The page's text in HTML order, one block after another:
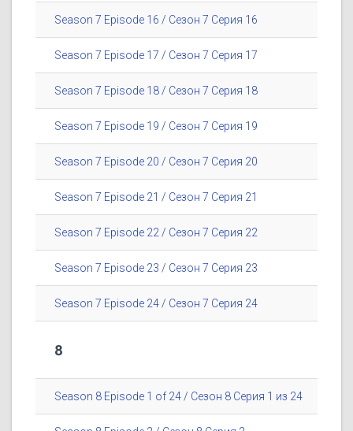
Season 7 Episode 16 / Сезон 7 Серия 16
Season 7 Episode 17 / Сезон 7 Серия 17
Season 7 Episode 18 / Сезон 7 Серия 18
Season 7 Episode 19 / Сезон 7 Серия 19
Season 7 Episode 20 / Сезон 7 Серия 20
Season 7 Episode 21 / Сезон 7 Серия 21
Season 7 Episode 22 / Сезон 7 Серия 22
Season 7 Episode 23 / Сезон 7 Серия 23
Season 7 Episode 24 / Сезон 7 Серия 24
8
Season 8 Episode 1 of 24 / Сезон 8 Серия 1 из 24